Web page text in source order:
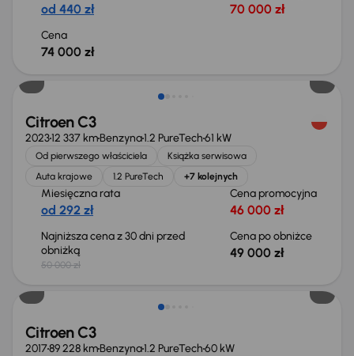
od 440 zł 70 000 zł
Cena
74 000 zł
Citroen C3
202312 337 kmBenzyna1.2 PureTech61 kW
Od pierwszego właściciela
Książka serwisowa
Auta krajowe
1.2 PureTech +7 kolejnych
Miesięczna rata
od 292 zł
Cena promocyjna
46 000 zł
Najniższa cena z 30 dni przed
obniżką
50 000 zł
Cena po obniżce
49 000 zł
Taniej o 1 000 zł
Citroen C3
201789 228 kmBenzyna1.2 PureTech60 kW